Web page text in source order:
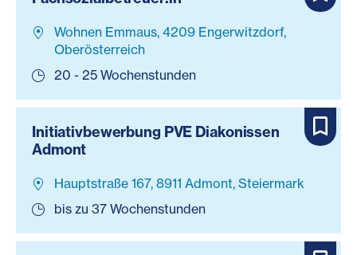
Wohnen Emmaus, 4209 Engerwitzdorf,
Oberösterreich
20 - 25 Wochenstunden
Initiativbewerbung PVE Diakonissen
Admont
Hauptstraße 167, 8911 Admont, Steiermark
bis zu 37 Wochenstunden